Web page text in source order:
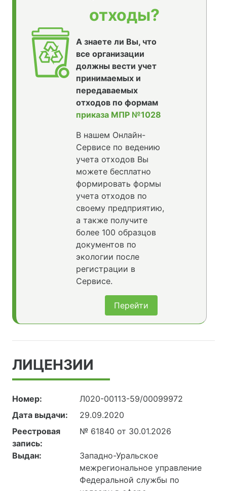
отходы?
А знаете ли Вы, что
все организации
должны вести учет
принимаемых и
передаваемых
отходов по формам
приказа МПР №1028
В нашем Онлайн-
Сервисе по ведению
учета отходов Вы
можете бесплатно
формировать формы
учета отходов по
своему предприятию,
а также получите
более 100 образцов
документов по
экологии после
регистрации в
Сервисе.
Перейти
ЛИЦЕНЗИИ
Номер:
Л020-00113-59/00099972
Дата выдачи:
29.09.2020
Реестровая
запись:
№ 61840 от 30.01.2026
Выдан:
Западно-Уральское
межрегиональное управление
Федеральной службы по